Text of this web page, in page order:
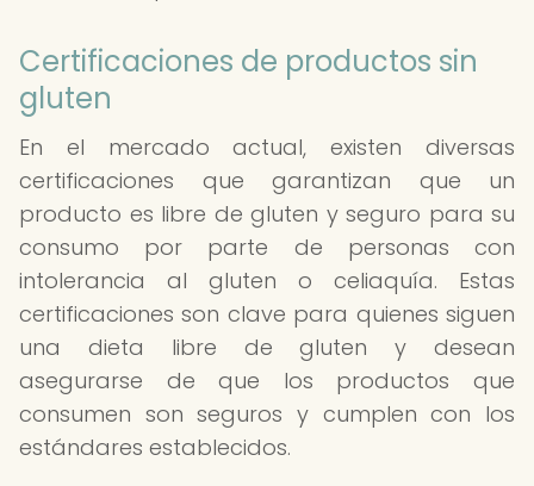
Certificaciones de productos sin
gluten
En el mercado actual, existen diversas
certificaciones que garantizan que un
producto es libre de gluten y seguro para su
consumo por parte de personas con
intolerancia al gluten o celiaquía. Estas
certificaciones son clave para quienes siguen
una dieta libre de gluten y desean
asegurarse de que los productos que
consumen son seguros y cumplen con los
estándares establecidos.